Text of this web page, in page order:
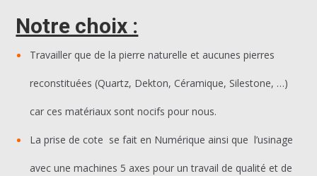
Notre choix :
Travailler que de la pierre naturelle et aucunes pierres
reconstituées (Quartz, Dekton, Céramique, Silestone, …)
car ces matériaux sont nocifs pour nous.
La prise de cote se fait en Numérique ainsi que l’usinage
avec une machines 5 axes pour un travail de qualité et de